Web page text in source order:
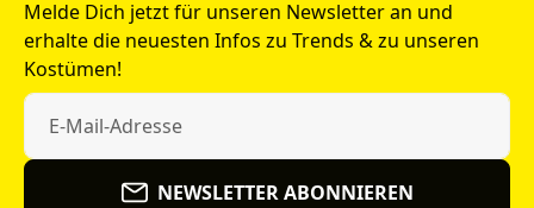
Melde Dich jetzt für unseren Newsletter an und
erhalte die neuesten Infos zu Trends & zu unseren
Kostümen!
NEWSLETTER ABONNIEREN